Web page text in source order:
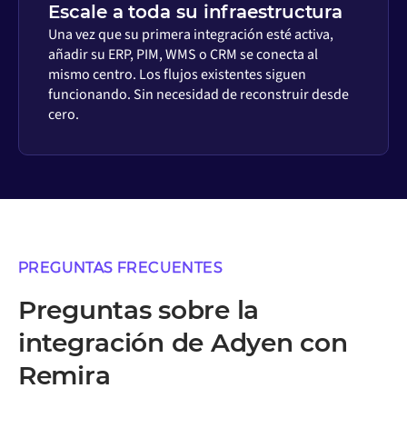
Escale a toda su infraestructura
Una vez que su primera integración esté activa,
añadir su ERP, PIM, WMS o CRM se conecta al
mismo centro. Los flujos existentes siguen
funcionando. Sin necesidad de reconstruir desde
cero.
PREGUNTAS FRECUENTES
Preguntas sobre la
integración de Adyen con
Remira